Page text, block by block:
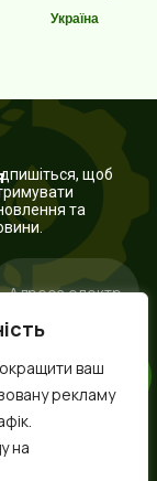
ваш
рекламу
на
Україна
щоб
та
Підпишіться